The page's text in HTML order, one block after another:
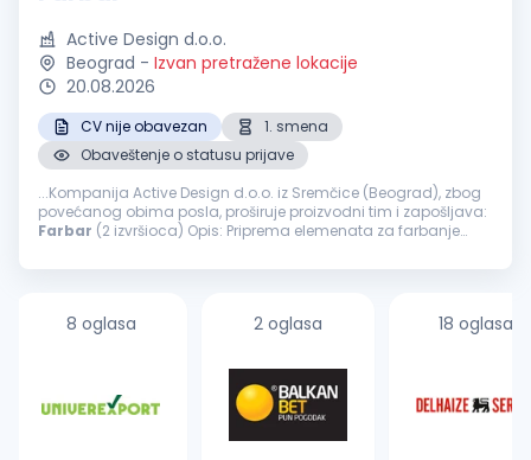
Active Design d.o.o.
Beograd - Izvan pretražene lokacije
20.08.2026
CV nije obavezan
1. smena
Obaveštenje o statusu prijave
...Kompanija Active Design d.o.o. iz Sremčice (Beograd), zbog
povećanog obima posla, proširuje proizvodni tim i zapošljava:
Farbar (2 izvršioca) Opis: Priprema elemenata za farbanje
Nudimo...
8 oglasa 2 oglasa 18 oglasa